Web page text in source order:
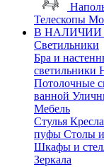
Телескопы
В НАЛИЧИИ
Светильники
Бра и
светильники
Потолочные
ванной
Мебель
Стулья Кресла
пуфы Столы
Шкафы и
Зеркала